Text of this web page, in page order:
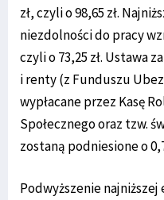
zł, czyli o 98,65 zł.
niezdolności do pracy
czyli o 73,25 zł. Ustawa
i renty (z Funduszu
wypłacane przez Kasę
Społecznego oraz tzw.
zostaną podniesione o
Podwyższenie najniższej